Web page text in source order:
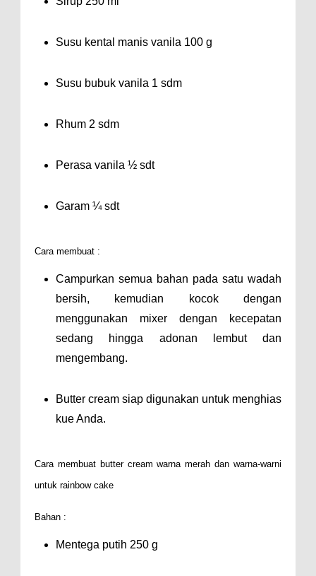
Susu kental manis vanila 100 g
Susu bubuk vanila 1 sdm
Rhum 2 sdm
Perasa vanila ½ sdt
Garam ¼ sdt
Cara membuat :
Campurkan semua bahan pada satu wadah
bersih, kemudian kocok dengan
menggunakan mixer dengan kecepatan
sedang hingga adonan lembut dan
mengembang.
Butter cream siap digunakan untuk menghias
kue Anda.
Cara membuat butter cream warna merah dan warna-warni
untuk rainbow cake
Bahan :
Mentega putih 250 g